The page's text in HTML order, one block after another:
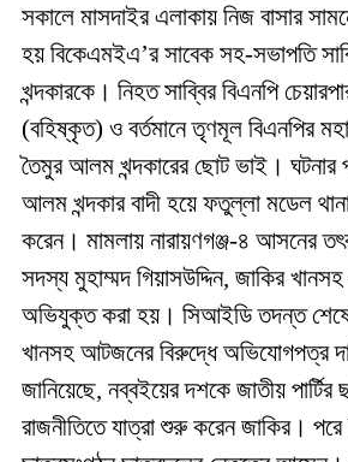
সকালে মাসদাইর এলাকায় নিজ বাসার
হয় বিকেএমইএ’র সাবেক সহ-সভাপতি
খন্দকারকে। নিহত সাব্বির বিএনপি
(বহিষ্কৃত) ও বর্তমানে তৃণমূল বিএনপির
তৈমুর আলম খন্দকারের ছোট ভাই। ঘটনার
আলম খন্দকার বাদী হয়ে ফতুল্লা মডেল
করেন। মামলায় নারায়ণগঞ্জ-৪ আসনের
সদস্য মুহাম্মদ গিয়াসউদ্দিন, জাকির
অভিযুক্ত করা হয়। সিআইডি তদন্ত
খানসহ আটজনের বিরুদ্ধে অভিযোগপত্র
জানিয়েছে, নব্বইয়ের দশকে জাতীয়
রাজনীতিতে যাত্রা শুরু করেন জাকির। পরে